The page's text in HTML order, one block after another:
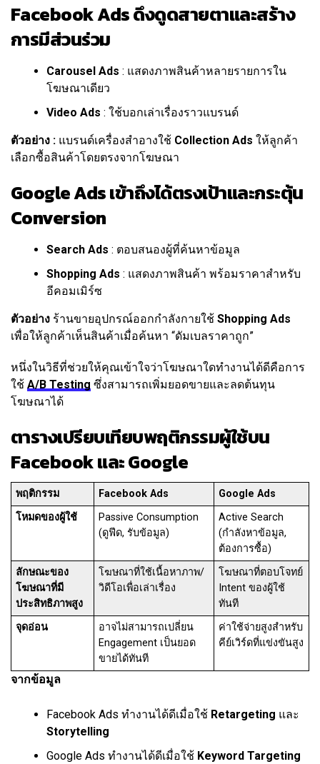
Facebook Ads ดึงดูดสายตาและสร้าง
การมีส่วนร่วม
Carousel Ads : แสดงภาพสินค้าหลายรายการใน
โฆษณาเดียว
Video Ads : ใช้บอกเล่าเรื่องราวแบรนด์
ตัวอย่าง : แบรนด์เครื่องสำอางใช้ Collection Ads ให้ลูกค้า
เลือกซื้อสินค้าโดยตรงจากโฆษณา
Google Ads เข้าถึงได้ตรงเป้าและกระตุ้น
Conversion
Search Ads : ตอบสนองผู้ที่ค้นหาข้อมูล
Shopping Ads : แสดงภาพสินค้า พร้อมราคาสำหรับ
อีคอมเมิร์ซ
ตัวอย่าง ร้านขายอุปกรณ์ออกกำลังกายใช้ Shopping Ads
เพื่อให้ลูกค้าเห็นสินค้าเมื่อค้นหา “ดัมเบลราคาถูก”
หนึ่งในวิธีที่ช่วยให้คุณเข้าใจว่าโฆษณาใดทำงานได้ดีคือการ
ใช้ A/B Testing ซึ่งสามารถเพิ่มยอดขายและลดต้นทุน
โฆษณาได้
ตารางเปรียบเทียบพฤติกรรมผู้ใช้บน
Facebook และ Google
พฤติกรรม Facebook Ads
Google Ads
โหมดของผู้ใช้
Passive Consumption
(ดูฟีด, รับข้อมูล)
Active Search
(กำลังหาข้อมูล,
ต้องการซื้อ)
ลักษณะของ
โฆษณาที่มี
ประสิทธิภาพสูง
โฆษณาที่ใช้เนื้อหาภาพ/
วิดีโอเพื่อเล่าเรื่อง
โฆษณาที่ตอบโจทย์
Intent ของผู้ใช้
ทันที
จุดอ่อน
อาจไม่สามารถเปลี่ยน
Engagement เป็นยอด
ขายได้ทันที
ค่าใช้จ่ายสูงสำหรับ
คีย์เวิร์ดที่แข่งขันสูง
จากข้อมูล
Facebook Ads ทำงานได้ดีเมื่อใช้ Retargeting และ
Storytelling
Google Ads ทำงานได้ดีเมื่อใช้ Keyword Targeting